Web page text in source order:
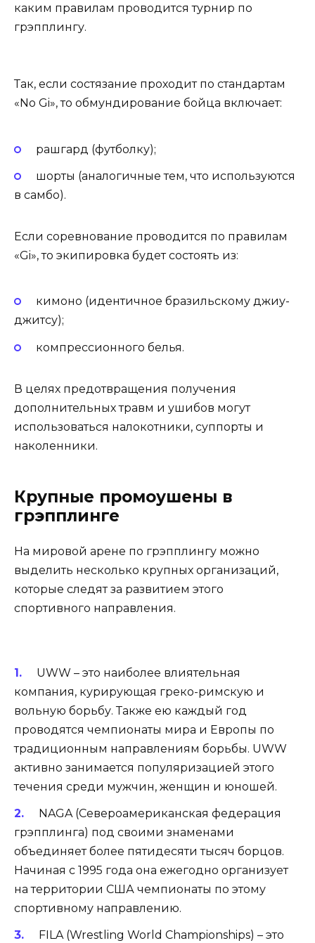
каким правилам проводится турнир по
грэпплингу.
Так, если состязание проходит по стандартам
«No Gi», то обмундирование бойца включает:
рашгард (футболку);
шорты (аналогичные тем, что используются
в самбо).
Если соревнование проводится по правилам
«Gi», то экипировка будет состоять из:
кимоно (идентичное бразильскому джиу-
джитсу);
компрессионного белья.
В целях предотвращения получения
дополнительных травм и ушибов могут
использоваться налокотники, суппорты и
наколенники.
Крупные промоушены в
грэпплинге
На мировой арене по грэпплингу можно
выделить несколько крупных организаций,
которые следят за развитием этого
спортивного направления.
UWW – это наиболее влиятельная
компания, курирующая греко-римскую и
вольную борьбу. Также ею каждый год
проводятся чемпионаты мира и Европы по
традиционным направлениям борьбы. UWW
активно занимается популяризацией этого
течения среди мужчин, женщин и юношей.
NAGA (Североамериканская федерация
грэпплинга) под своими знаменами
объединяет более пятидесяти тысяч борцов.
Начиная с 1995 года она ежегодно организует
на территории США чемпионаты по этому
спортивному направлению.
FILA (Wrestling World Championships) – это